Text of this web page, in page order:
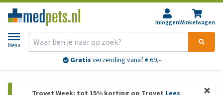
InloggenWinkelwagen
Menu
Gratis verzending vanaf € 69,-